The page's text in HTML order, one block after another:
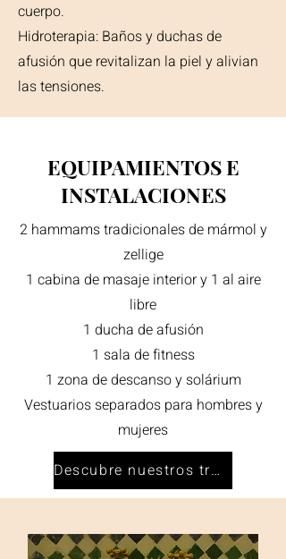
cuerpo.
Hidroterapia: Baños y duchas de
afusión que revitalizan la piel y alivian
las tensiones.
EQUIPAMIENTOS E
INSTALACIONES
2 hammams tradicionales de mármol y
zellige
1 cabina de masaje interior y 1 al aire
libre
1 ducha de afusión
1 sala de fitness
1 zona de descanso y solárium
Vestuarios separados para hombres y
mujeres
Descubre nuestros tratamientos